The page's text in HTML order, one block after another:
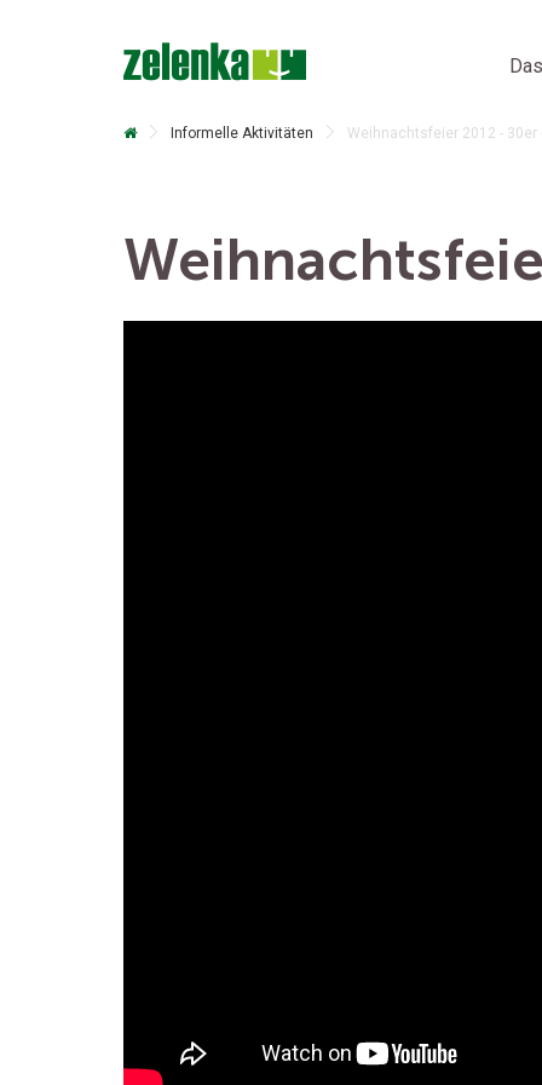
Informelle Aktivitäten Weihnachtsfeier 2012 - 30er